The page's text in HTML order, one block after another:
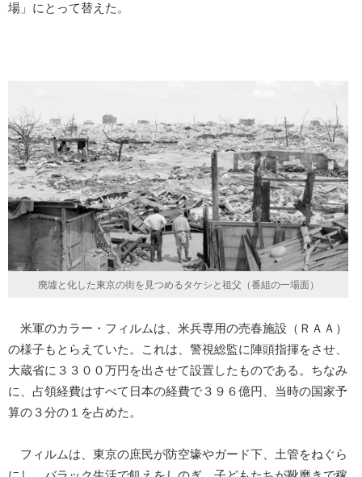
場」にとって替えた。
廃墟と化した東京の街を見つめるタケシと祖父（番組の一場面）
米軍のカラー・フィルムは、米兵専用の売春施設（ＲＡＡ）
の様子もとらえていた。これは、警視総監に陣頭指揮をさせ、
大蔵省に３３００万円を出させて設置したものである。ちなみ
に、占領経費はすべて日本の経費で３９６億円、当時の国家予
算の３分の１を占めた。
フィルムは、東京の庶民が防空壕やガード下、土管をねぐら